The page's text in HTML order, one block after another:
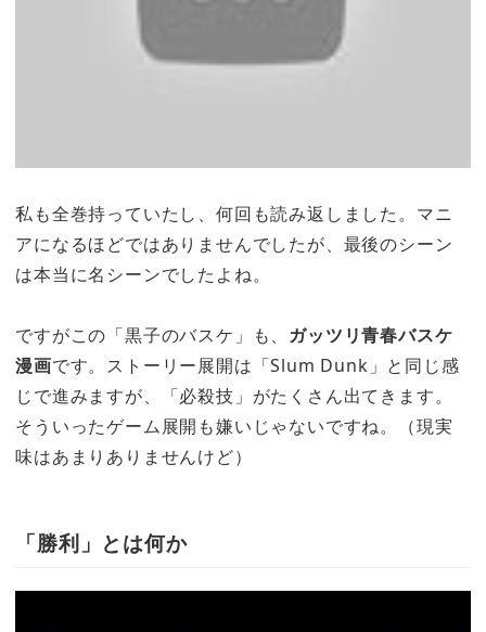
私も全巻持っていたし、何回も読み返しました。マニ
アになるほどではありませんでしたが、最後のシーン
は本当に名シーンでしたよね。
ですがこの「黒子のバスケ」も、 ガッツリ青春バスケ
漫画です。ストーリー展開は「Slum Dunk」と同じ感
じで進みますが、「必殺技」がたくさん出てきます。
そういったゲーム展開も嫌いじゃないですね。（現実
味はあまりありませんけど）
「勝利」とは何か